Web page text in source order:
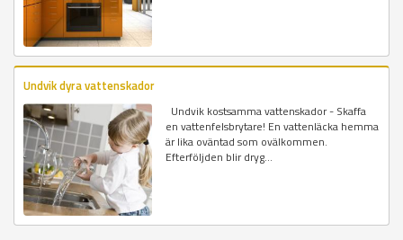
Undvik dyra vattenskador
Undvik kostsamma vattenskador - Skaffa
en vattenfelsbrytare! En vattenläcka hemma
är lika oväntad som ovälkommen.
Efterföljden blir dryg...